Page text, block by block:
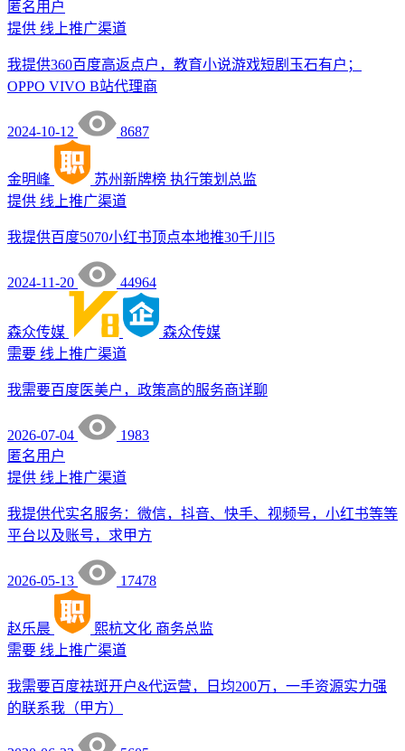
匿名用户
提供 线上推广渠道
我提供360百度高返点户，教育小说游戏短剧玉石有户；
OPPO VIVO B站代理商
2024-10-12 8687
金明峰 苏州新牌榜 执行策划总监
提供 线上推广渠道
我提供百度5070小红书顶点本地推30千川5
2024-11-20 44964
森众传媒
森众传媒
需要 线上推广渠道
我需要百度医美户，政策高的服务商详聊
2026-07-04
1983
匿名用户
提供 线上推广渠道
我提供代实名服务：微信，抖音、快手、视频号，小红书等等
平台以及账号，求甲方
2026-05-13 17478
赵乐晨 熙杭文化 商务总监
需要 线上推广渠道
我需要百度祛斑开户&代运营，日均200万，一手资源实力强
的联系我（甲方）